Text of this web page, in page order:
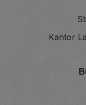
Kantor